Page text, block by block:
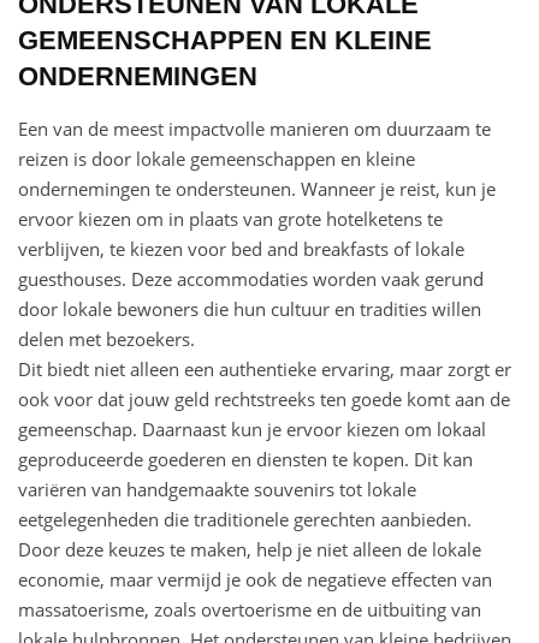
GEMEENSCHAPPEN EN KLEINE
ONDERNEMINGEN
Een van de meest impactvolle manieren om duurzaam te
reizen is door lokale gemeenschappen en kleine
ondernemingen te ondersteunen. Wanneer je reist, kun je
ervoor kiezen om in plaats van grote hotelketens te
verblijven, te kiezen voor bed and breakfasts of lokale
guesthouses. Deze accommodaties worden vaak gerund
door lokale bewoners die hun cultuur en tradities willen
delen met bezoekers.
Dit biedt niet alleen een authentieke ervaring, maar zorgt er
ook voor dat jouw geld rechtstreeks ten goede komt aan de
gemeenschap. Daarnaast kun je ervoor kiezen om lokaal
geproduceerde goederen en diensten te kopen. Dit kan
variëren van handgemaakte souvenirs tot lokale
eetgelegenheden die traditionele gerechten aanbieden.
Door deze keuzes te maken, help je niet alleen de lokale
economie, maar vermijd je ook de negatieve effecten van
massatoerisme, zoals overtoerisme en de uitbuiting van